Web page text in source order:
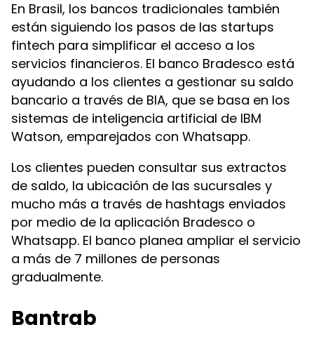
En Brasil, los bancos tradicionales también
están siguiendo los pasos de las startups
fintech para simplificar el acceso a los
servicios financieros. El banco Bradesco está
ayudando a los clientes a gestionar su saldo
bancario a través de BIA, que se basa en los
sistemas de inteligencia artificial de IBM
Watson, emparejados con Whatsapp.
Los clientes pueden consultar sus extractos
de saldo, la ubicación de las sucursales y
mucho más a través de hashtags enviados
por medio de la aplicación Bradesco o
Whatsapp. El banco planea ampliar el servicio
a más de 7 millones de personas
gradualmente.
Bantrab